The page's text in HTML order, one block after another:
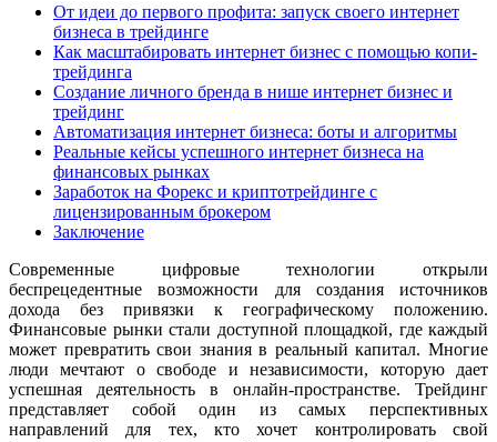
От идеи до первого профита: запуск своего интернет
бизнеса в трейдинге
Как масштабировать интернет бизнес с помощью копи-
трейдинга
Создание личного бренда в нише интернет бизнес и
трейдинг
Автоматизация интернет бизнеса: боты и алгоритмы
Реальные кейсы успешного интернет бизнеса на
финансовых рынках
Заработок на Форекс и криптотрейдинге с
лицензированным брокером
Заключение
Современные цифровые технологии открыли
беспрецедентные возможности для создания источников
дохода без привязки к географическому положению.
Финансовые рынки стали доступной площадкой, где каждый
может превратить свои знания в реальный капитал. Многие
люди мечтают о свободе и независимости, которую дает
успешная деятельность в онлайн-пространстве. Трейдинг
представляет собой один из самых перспективных
направлений для тех, кто хочет контролировать свой